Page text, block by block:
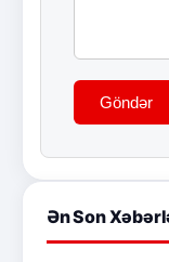
Göndər
Ən Son